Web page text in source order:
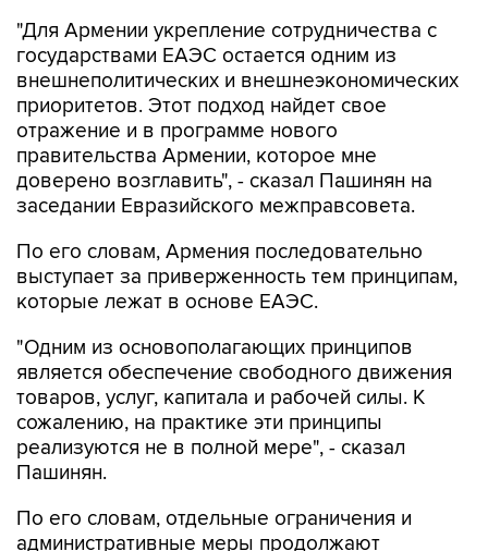
"Для Армении укрепление сотрудничества с
государствами ЕАЭС остается одним из
внешнеполитических и внешнеэкономических
приоритетов. Этот подход найдет свое
отражение и в программе нового
правительства Армении, которое мне
доверено возглавить", - сказал Пашинян на
заседании Евразийского межправсовета.
По его словам, Армения последовательно
выступает за приверженность тем принципам,
которые лежат в основе ЕАЭС.
"Одним из основополагающих принципов
является обеспечение свободного движения
товаров, услуг, капитала и рабочей силы. К
сожалению, на практике эти принципы
реализуются не в полной мере", - сказал
Пашинян.
По его словам, отдельные ограничения и
административные меры продолжают